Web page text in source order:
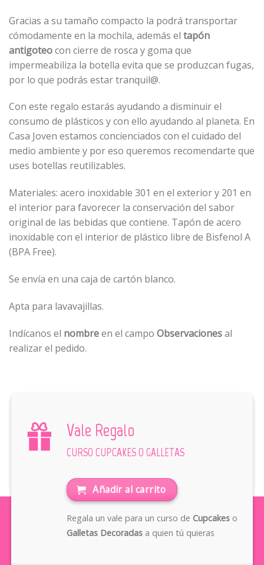
Gracias a su tamaño compacto la podrá transportar
cómodamente en la mochila, además el tapón
antigoteocon cierre de rosca y goma que
impermeabiliza la botella evita que se produzcan fugas,
por lo que podrás estar tranquil@.
Con este regalo estarás ayudando a disminuir el
consumo de plásticos y con ello ayudando al planeta. En
Casa Joven estamos concienciados con el cuidado del
medio ambiente y por eso queremos recomendarte que
uses botellas reutilizables.
Materiales: acero inoxidable 301 en el exterior y 201 en
el interior para favorecer la conservación del sabor
original de las bebidas que contiene. Tapón de acero
inoxidable con el interior de plástico libre de Bisfenol A
(BPA Free).
Se envía en una caja de cartón blanco.
Apta para lavavajillas.
Indícanos el nombreen el campo Observacionesal
realizar el pedido.
Vale Regalo
CURSO CUPCAKES O GALLETAS
Añadir al carrito
Regala un vale para un curso de Cupcakeso
Galletas Decoradasa quien tú quieras